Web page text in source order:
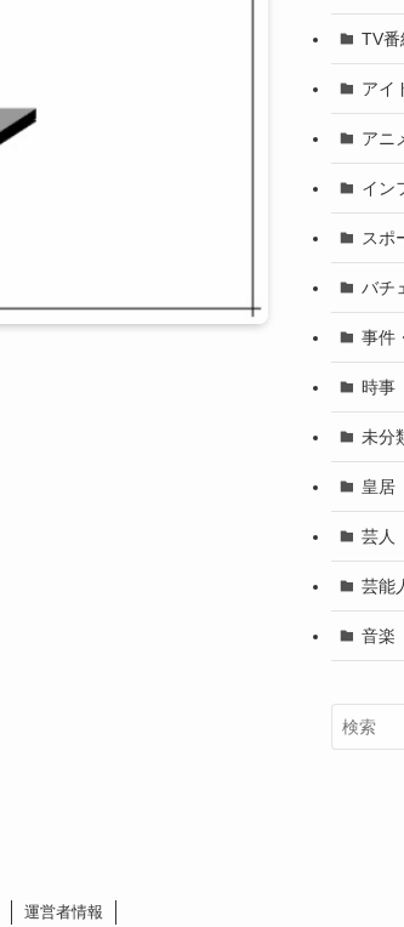
TV番
アイ
アニ
イン
スポ
バチ
事件
時事
未分
皇居
芸人
芸能
音楽
運営者情報